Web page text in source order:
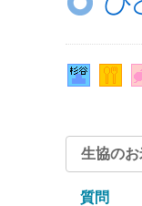
生協のお
質問